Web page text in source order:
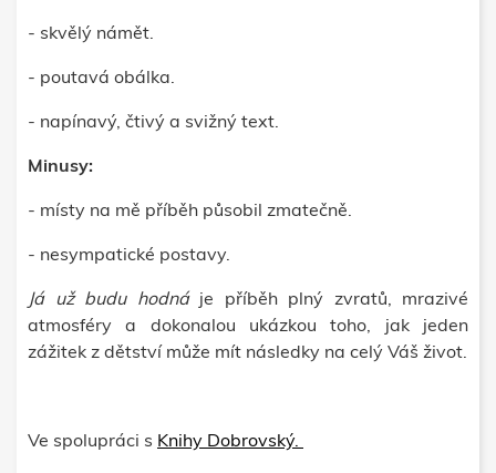
- skvělý námět.
- poutavá obálka.
- napínavý, čtivý a svižný text.
Minusy:
- místy na mě příběh působil zmatečně.
- nesympatické postavy.
Já už budu hodná je příběh plný zvratů, mrazivé
atmosféry a dokonalou ukázkou toho, jak jeden
zážitek z dětství může mít následky na celý Váš život.
Ve spolupráci s Knihy Dobrovský.